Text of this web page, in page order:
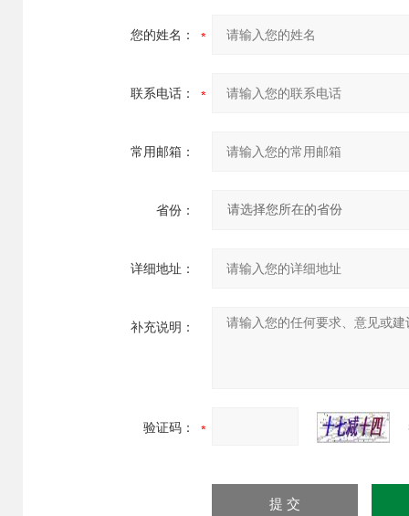
您的姓名：
联系电话：
常用邮箱：
省份：
详细地址：
补充说明：
验证码：